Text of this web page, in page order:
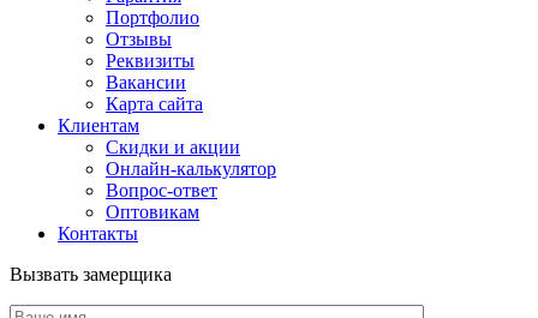
Портфолио
Отзывы
Реквизиты
Вакансии
Карта сайта
Клиентам
Скидки и акции
Онлайн-калькулятор
Вопрос-ответ
Оптовикам
Контакты
Вызвать замерщика